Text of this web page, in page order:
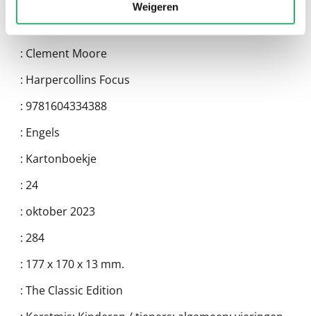
Weigeren
: Clement Moore
: Harpercollins Focus
: 9781604334388
: Engels
: Kartonboekje
: 24
: oktober 2023
: 284
: 177 x 170 x 13 mm.
: The Classic Edition